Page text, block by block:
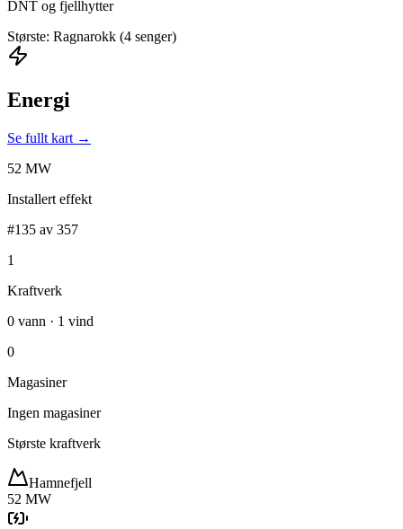
DNT og fjellhytter
Største: Ragnarokk (4 senger)
Energi
Se fullt kart →
52 MW
Installert effekt
#135 av 357
1
Kraftverk
0 vann · 1 vind
0
Magasiner
Ingen magasiner
Største kraftverk
Hamnefjell
52 MW